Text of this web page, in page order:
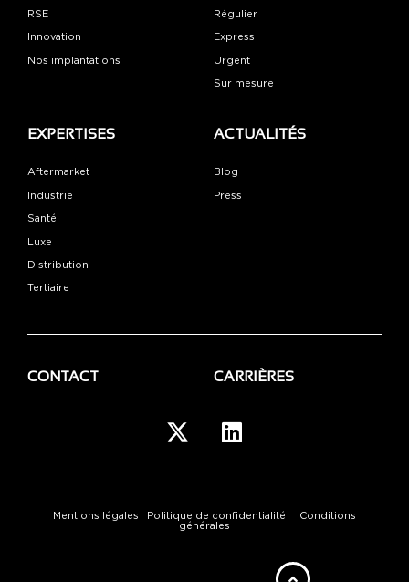
RSE
Innovation
Nos implantations
Régulier
Express
Urgent
Sur mesure
EXPERTISES
Aftermarket
Industrie
Santé
Luxe
Distribution
Tertiaire
ACTUALITÉS
Blog
Press
CONTACT CARRIÈRES
Mentions légales Politique de confidentialité
Conditions
générales